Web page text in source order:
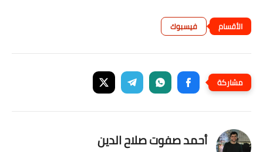
فيسبوك
أحمد صفوت صلاح الدين